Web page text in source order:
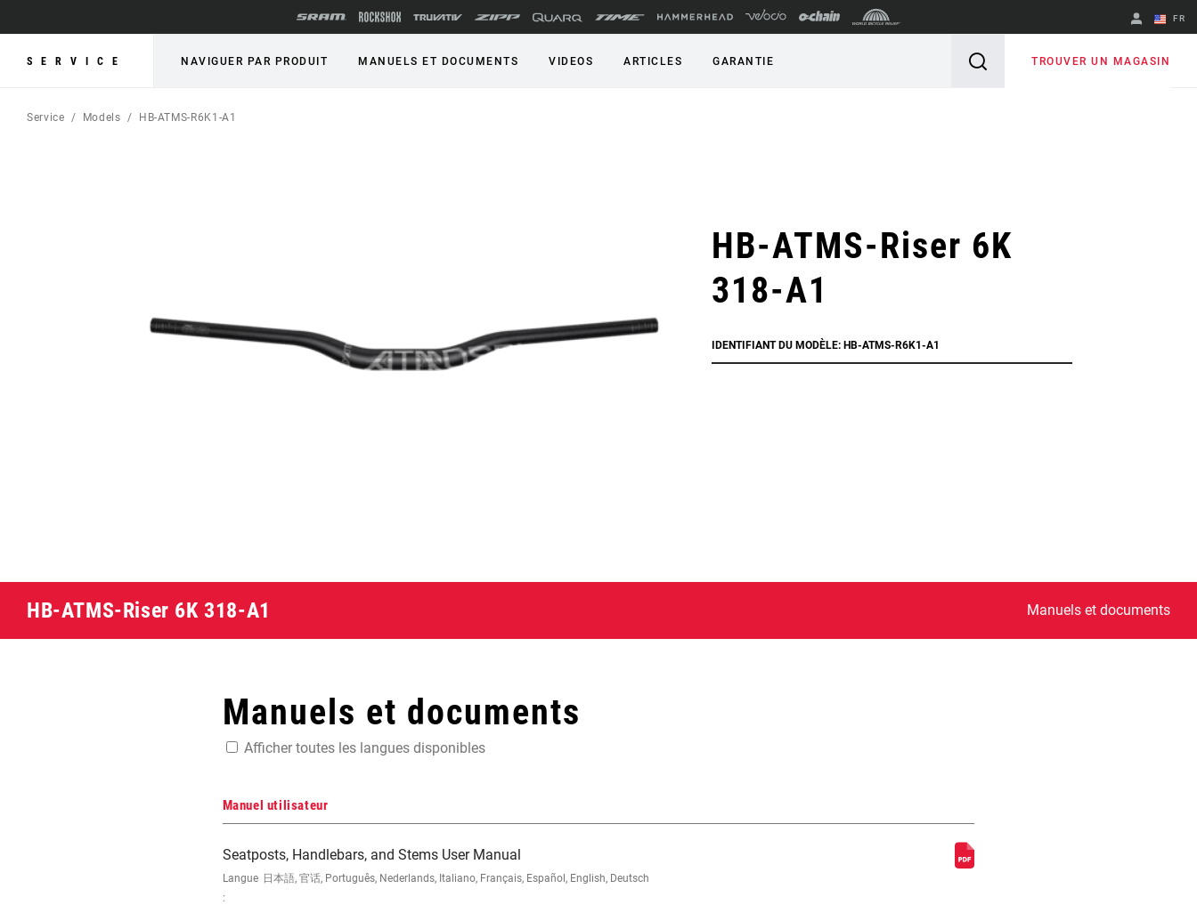
FR
English
SERVICE NAVIGUER PAR PRODUIT MANUELS ET DOCUMENTS VIDEOS ARTICLES GARANTIE TROUVER UN MAGASIN
Service Models HB-ATMS-R6K1-A1
HB-ATMS-Riser 6K
318-A1
IDENTIFIANT DU MODÈLE: HB-ATMS-R6K1-A1
HB-ATMS-Riser 6K 318-A1 Manuels et documents
Manuels et documents
Afficher toutes les langues disponibles
Manuel utilisateur
Seatposts, Handlebars, and Stems User Manual
Langue
:
日本語, 官话, Português, Nederlands, Italiano, Français, Español, English, Deutsch